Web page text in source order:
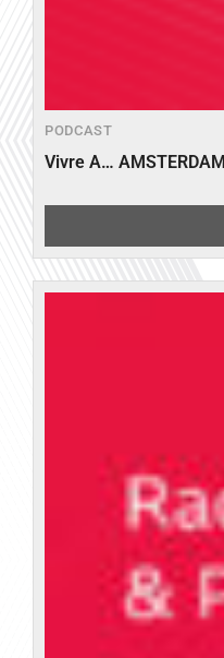
PODCAST
Vivre A… AMSTERDAM